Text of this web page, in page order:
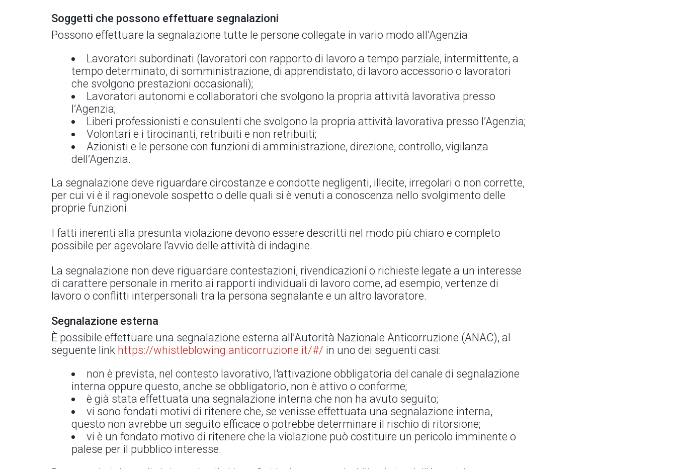
Soggetti che possono effettuare segnalazioni
Possono effettuare la segnalazione tutte le persone collegate in vario modo all’Agenzia:
Lavoratori subordinati (lavoratori con rapporto di lavoro a tempo parziale, intermittente, a
tempo determinato, di somministrazione, di apprendistato, di lavoro accessorio o lavoratori
che svolgono prestazioni occasionali);
Lavoratori autonomi e collaboratori che svolgono la propria attività lavorativa presso
l’Agenzia;
Liberi professionisti e consulenti che svolgono la propria attività lavorativa presso l’Agenzia;
Volontari e i tirocinanti, retribuiti e non retribuiti;
Azionisti e le persone con funzioni di amministrazione, direzione, controllo, vigilanza
dell’Agenzia.
La segnalazione deve riguardare circostanze e condotte negligenti, illecite, irregolari o non corrette,
per cui vi è il ragionevole sospetto o delle quali si è venuti a conoscenza nello svolgimento delle
proprie funzioni.
I fatti inerenti alla presunta violazione devono essere descritti nel modo più chiaro e completo
possibile per agevolare l’avvio delle attività di indagine.
La segnalazione non deve riguardare contestazioni, rivendicazioni o richieste legate a un interesse
di carattere personale in merito ai rapporti individuali di lavoro come, ad esempio, vertenze di
lavoro o conflitti interpersonali tra la persona segnalante e un altro lavoratore.
Segnalazione esterna
È possibile effettuare una segnalazione esterna all’Autorità Nazionale Anticorruzione (ANAC), al
seguente link https://whistleblowing.anticorruzione.it/#/ in uno dei seguenti casi:
non è prevista, nel contesto lavorativo, l'attivazione obbligatoria del canale di segnalazione
interna oppure questo, anche se obbligatorio, non è attivo o conforme;
è già stata effettuata una segnalazione interna che non ha avuto seguito;
vi sono fondati motivi di ritenere che, se venisse effettuata una segnalazione interna,
questo non avrebbe un seguito efficace o potrebbe determinare il rischio di ritorsione;
vi è un fondato motivo di ritenere che la violazione può costituire un pericolo imminente o
palese per il pubblico interesse.